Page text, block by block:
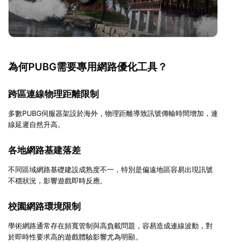
為何PUBG需要專用網路優化工具？
跨區連線物理距離限制
多數PUBG伺服器架設於海外，物理距離導致訊號傳輸時間增加，連
線延遲自然升高。
各地網路基建落差
不同區域網路基礎建設成熟度不一，特別是偏遠地區容易出現訊號
不穩狀況，影響遊戲即時反應。
校園網路環境限制
學術網路通常存在頻寬管制與高負載問題，容易造成連線波動，對
於即時性要求高的遊戲體驗影響尤為明顯。